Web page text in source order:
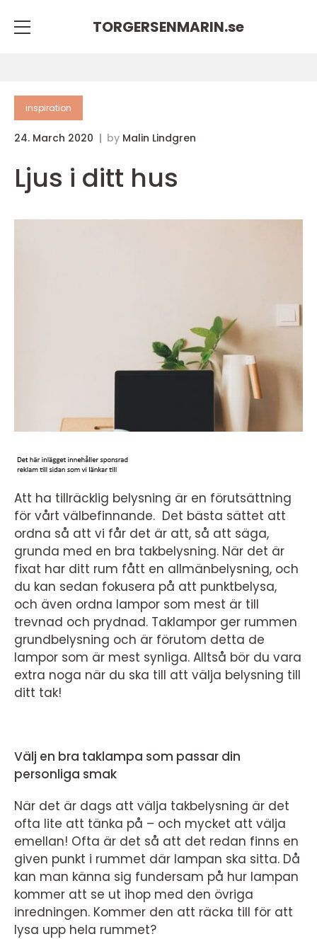
TORGERSENMARIN.se
inspiration
24. March 2020 by Malin Lindgren
Ljus i ditt hus
Att ha tillräcklig belysning är en förutsättning
för vårt välbefinnande. Det bästa sättet att
ordna så att vi får det är att, så att säga,
grunda med en bra takbelysning. När det är
fixat har ditt rum fått en allmänbelysning, och
du kan sedan fokusera på att punktbelysa,
och även ordna lampor som mest är till
trevnad och prydnad. Taklampor ger rummen
grundbelysning och är förutom detta de
lampor som är mest synliga. Alltså bör du vara
extra noga när du ska till att välja belysning till
ditt tak!
Välj en bra taklampa som passar din
personliga smak
När det är dags att välja takbelysning är det
ofta lite att tänka på – och mycket att välja
emellan! Ofta är det så att det redan finns en
given punkt i rummet där lampan ska sitta. Då
kan man känna sig fundersam på hur lampan
kommer att se ut ihop med den övriga
inredningen. Kommer den att räcka till för att
lysa upp hela rummet?